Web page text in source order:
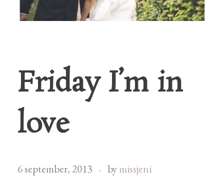
Friday I’m in
love
6 september, 2013 bymissjeni